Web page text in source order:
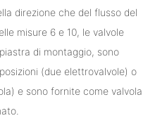
direzione che del flusso del
misure 6 e 10, le valvole
di montaggio, sono
(due elettrovalvole) o
e sono fornite come valvola